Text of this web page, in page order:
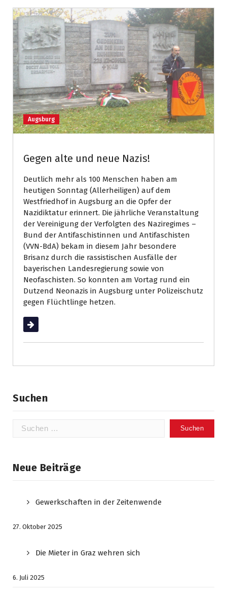
Augsburg
Gegen alte und neue Nazis!
Deutlich mehr als 100 Menschen haben am
heutigen Sonntag (Allerheiligen) auf dem
Westfriedhof in Augsburg an die Opfer der
Nazidiktatur erinnert. Die jährliche Veranstaltung
der Vereinigung der Verfolgten des Naziregimes –
Bund der Antifaschistinnen und Antifaschisten
(VVN-BdA) bekam in diesem Jahr besondere
Brisanz durch die rassistischen Ausfälle der
bayerischen Landesregierung sowie von
Neofaschisten. So konnten am Vortag rund ein
Dutzend Neonazis in Augsburg unter Polizeischutz
gegen Flüchtlinge hetzen.
Weiterlesen
Suchen
Suchen
Neue Beiträge
Gewerkschaften in der Zeitenwende
27. Oktober 2025
Die Mieter in Graz wehren sich
6. Juli 2025